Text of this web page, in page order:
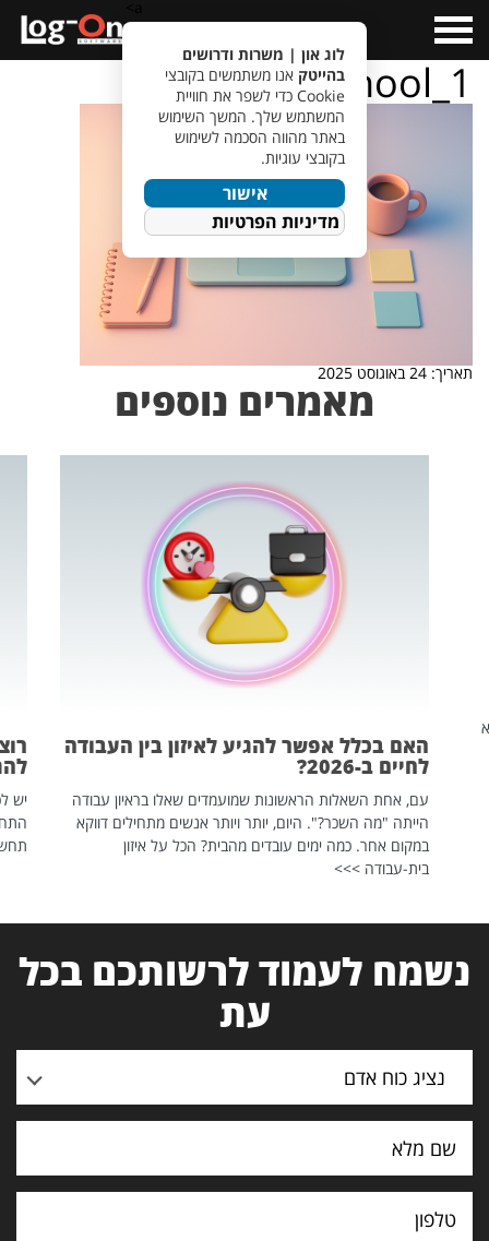
Menu
Backtoschool_1
תאריך: 24 באוגוסט 2025
מאמרים נוספים
האם בכלל אפשר להגיע לאיזון בין העבודה
לחיים ב-2026?
עם, אחת השאלות הראשונות שמועמדים שאלו בראיון עבודה
הייתה "מה השכר?". היום, יותר ויותר אנשים מתחילים דווקא
במקום אחר. כמה ימים עובדים מהבית? הכל על איזון
בית-עבודה >>>
יש
נשמח לעמוד לרשותכם בכל
עת
נציג כוח אדם
לוג און | משרות ודרושים
בהייטק אנו משתמשים בקובצי
Cookie כדי לשפר את חוויית
המשתמש שלך. המשך השימוש
באתר מהווה הסכמה לשימוש
בקובצי עוגיות.
אישור
מדיניות הפרטיות